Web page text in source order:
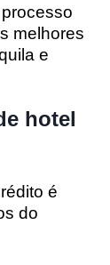
melhores
e
hotel
é
do